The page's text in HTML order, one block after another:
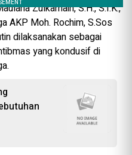
Zulkarnain, S.H., S.I.K.,
AKP Moh. Rochim, S.Sos
dilaksanakan sebagai
yang kondusif di